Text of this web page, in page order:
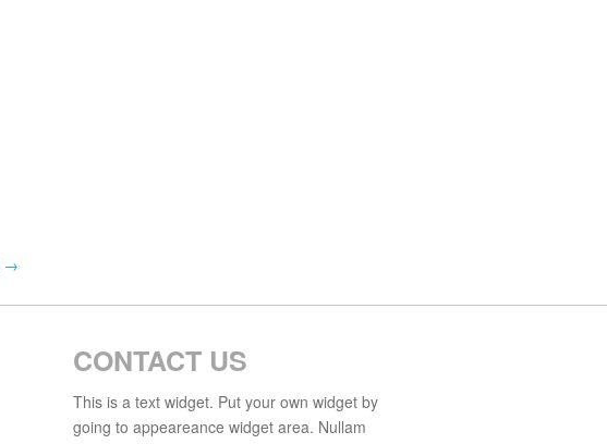
→
CONTACT US
This is a text widget. Put your own widget by
going to appeareance widget area. Nullam